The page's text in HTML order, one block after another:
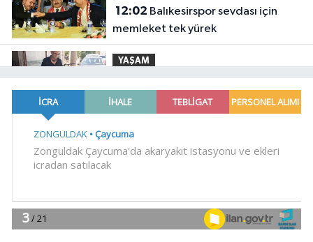
12:02
memleket tek yürek
YAŞAM
Kılavuz'dan anlamlı çalışma
11:50 Su stresi çağı yaklaşıyor!